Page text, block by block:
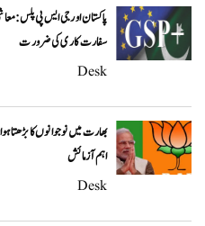
پاکستان اور جی ایس پی پلس:
سفارت کاری کی ضرورت
Desk
بھارت میں نوجوانوں کا بڑھتا
اہم آزمائش
Desk